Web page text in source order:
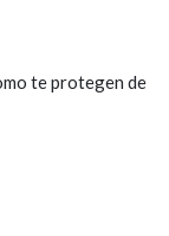
te protegen de